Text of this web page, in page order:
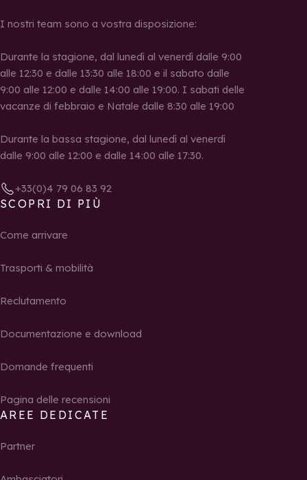
I nostri team sono a vostra disposizione:
Durante la stagione, dal lunedì al venerdì dalle 9:00
alle 12:30 e dalle 13:30 alle 18:00 e il sabato dalle
9:00 alle 12:00 e dalle 14:00 alle 19:00. I sabati delle
vacanze di febbraio e Natale dalle 8:30 alle 19:00
Durante la bassa stagione, dal lunedì al venerdì
dalle 9:00 alle 12:00 e dalle 14:00 alle 17:30.
+33(0)4 79 06 83 92
SCOPRI DI PIÙ
Come arrivare
Trasporti & mobilità
Reclutamento
Documentazione e download
Domande frequenti
Pagina delle recensioni
AREE DEDICATE
Partner